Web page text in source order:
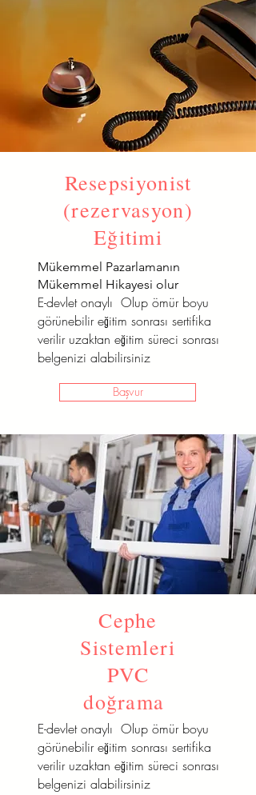
Resepsiyonist
(rezervasyon)
Eğitimi
Mükemmel Pazarlamanın
Mükemmel Hikayesi olur
E-devlet onaylı Olup ömür boyu
görünebilir eğitim sonrası sertifika
verilir uzaktan eğitim süreci sonrası
belgenizi alabilirsiniz
Başvur
Cephe
Sistemleri
PVC
doğrama
E-devlet onaylı Olup ömür boyu
görünebilir eğitim sonrası sertifika
verilir uzaktan eğitim süreci sonrası
belgenizi alabilirsiniz